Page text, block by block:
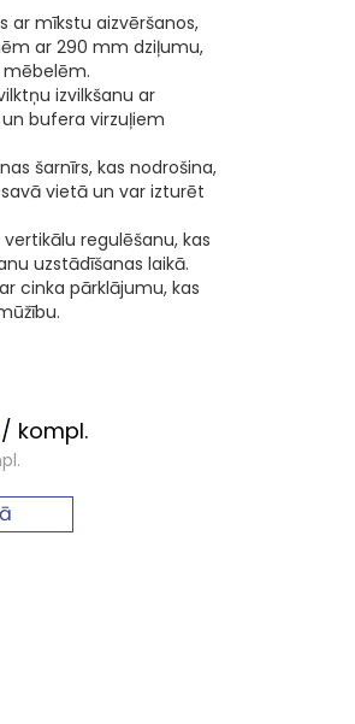
ar mīkstu aizvēršanos,
ar 290 mm dziļumu,
izvilkšanu ar
bufera virzuļiem
šarnīrs, kas nodrošina,
vietā un var izturēt
regulēšanu, kas
uzstādīšanas laikā.
cinka pārklājumu, kas
/ kompl.